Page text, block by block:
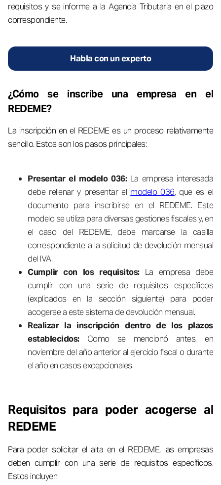
requisitos y se informe a la Agencia Tributaria en el plazo
correspondiente.
Habla con un experto
¿Cómo se inscribe una empresa en el
REDEME?
La inscripción en el REDEME es un proceso relativamente
sencillo. Estos son los pasos principales:
Presentar el modelo 036: La empresa interesada
debe rellenar y presentar el modelo 036, que es el
documento para inscribirse en el REDEME. Este
modelo se utiliza para diversas gestiones fiscales y, en
el caso del REDEME, debe marcarse la casilla
correspondiente a la solicitud de devolución mensual
del IVA.
Cumplir con los requisitos:La empresa debe
cumplir con una serie de requisitos específicos
(explicados en la sección siguiente) para poder
acogerse a este sistema de devolución mensual.
Realizar la inscripción dentro de los plazos
establecidos: Como se mencionó antes, en
noviembre del año anterior al ejercicio fiscal o durante
el año en casos excepcionales.
Requisitos para poder acogerse al
REDEME
Para poder solicitar el alta en el REDEME, las empresas
deben cumplir con una serie de requisitos específicos.
Estos incluyen: